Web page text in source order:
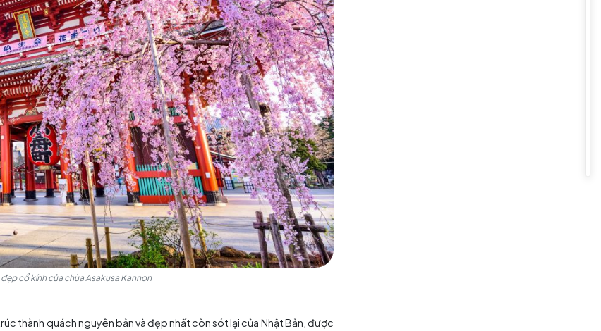
chùa cổ nhất tại khu vực Asakusa, quận Taito, Tokyo, mang đậm dấu ấn kiến trúc
chùa càng có phần nổi bật trên nền hoa anh đào khoe sắc. Du khách đi qua cánh
và cả thành phố Tokyo) sẽ bước vào một không gian tràn ngập không khí lễ hội và
quanh năm tại ngôi chùa này, đặc biệt vào mỗi dịp xuân sang sẽ có các lễ hội
Shrine gần đó vào tháng 5) - một trong ba lễ hội lớn nhất Tokyo.
có thể dạo bước trên con phố mua sắm Nakamise dài hơn 200m - nơi bày bán
số món ăn vặt như bánh gạo nướng, bánh ngọt truyền thống của Nhật Bản,...
gần đó (chỉ mất vài phút) để tiếp tục ngắm hoa anh đào ven sông và ngắm
hảo cho hành trình du xuân tại Asakusa.